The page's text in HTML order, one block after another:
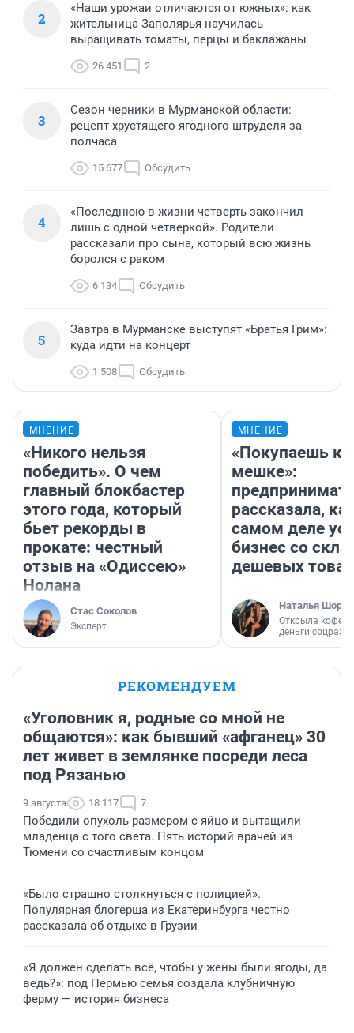
2
«Наши урожаи отличаются от южных»: как
жительница Заполярья научилась
выращивать томаты, перцы и баклажаны
26 451 2
3
Сезон черники в Мурманской области:
рецепт хрустящего ягодного штруделя за
полчаса
15 677 Обсудить
4
«Последнюю в жизни четверть закончил
лишь с одной четверкой». Родители
рассказали про сына, который всю жизнь
боролся с раком
6 134 Обсудить
5
Завтра в Мурманске выступят «Братья Грим»:
куда идти на концерт
1 508 Обсудить
МНЕНИЕ
«Никого нельзя
победить». О чем
главный блокбастер
этого года, который
бьет рекорды в
прокате: честный
отзыв на «Одиссею»
Нолана
Стас Соколов
Эксперт
МНЕНИЕ
«Покупаешь
мешке»:
рассказала,
самом деле
бизнес со
дешевых
Наталья
Открыла
деньги
РЕКОМЕНДУЕМ
«Уголовник я, родные со мной не
общаются»: как бывший «афганец» 30
лет живет в землянке посреди леса
под Рязанью
9 августа 18 117 7
Победили опухоль размером с яйцо и вытащили
младенца с того света. Пять историй врачей из
Тюмени со счастливым концом
«Было страшно столкнуться с полицией».
Популярная блогерша из Екатеринбурга честно
рассказала об отдыхе в Грузии
«Я должен сделать всё, чтобы у жены были ягоды, да
ведь?»: под Пермью семья создала клубничную
ферму — история бизнеса